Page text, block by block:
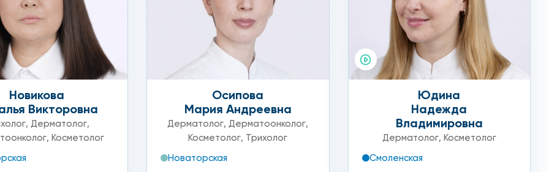
за кожей.
но для ускорения заживления микротравм и достижения желаемого Anti-Age эффекта стоит придерживаться
Новикова
Викторовна
, Дерматолог,
, Косметолог
Осипова
Мария Андреевна
Дерматолог,Дерматоонколог,
Косметолог, Трихолог
Новаторская
Юдина
Надежда
Владимировна
Дерматолог, Косметолог
Смоленская